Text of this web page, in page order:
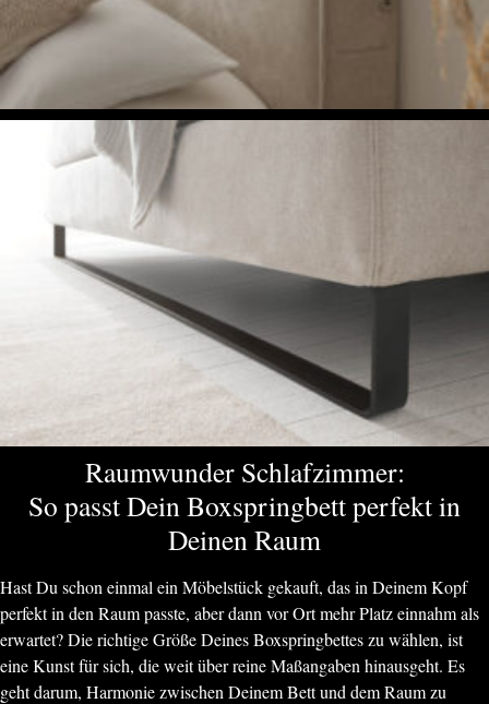
Raumwunder Schlafzimmer:
So passt Dein Boxspringbett perfekt in
Deinen Raum
Hast Du schon einmal ein Möbelstück gekauft, das in Deinem Kopf
perfekt in den Raum passte, aber dann vor Ort mehr Platz einnahm als
erwartet? Die richtige Größe Deines Boxspringbettes zu wählen, ist
eine Kunst für sich, die weit über reine Maßangaben hinausgeht. Es
geht darum, Harmonie zwischen Deinem Bett und dem Raum zu